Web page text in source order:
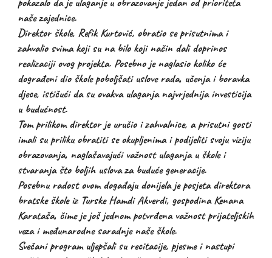
naše zajednice.
Direktor škole, Refik Kurtović, obratio se prisutnima i
zahvalio svima koji su na bilo koji način dali doprinos
realizaciji ovog projekta. Posebno je naglasio koliko će
dograđeni dio škole poboljšati uslove rada, učenja i boravka
djece, ističući da su ovakva ulaganja najvrjednija investicija
u budućnost.
Tom prilikom direktor je uručio i zahvalnice, a prisutni gosti
imali su priliku obratiti se okupljenima i podijeliti svoju viziju
obrazovanja, naglašavajući važnost ulaganja u škole i
stvaranja što boljih uslova za buduće generacije.
Posebnu radost ovom događaju donijela je posjeta direktora
bratske škole iz Turske Hamdi Akverdi, gospodina Kenana
Karataša, čime je još jednom potvrđena važnost prijateljskih
veza i međunarodne saradnje naše škole.
Svečani program uljepšali su recitacije, pjesme i nastupi